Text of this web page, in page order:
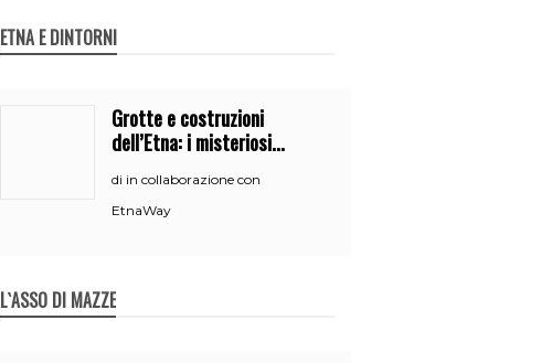
ETNA E DINTORNI
Grotte e costruzioni
dell’Etna: i misteriosi
di in collaborazione con
EtnaWay
L`ASSO DI MAZZE